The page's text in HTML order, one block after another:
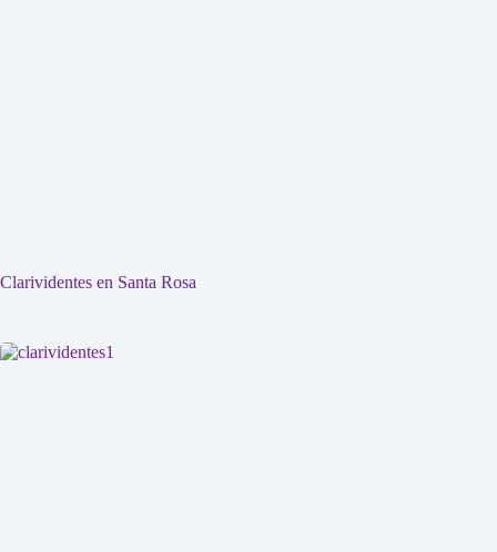
Clarividentes en Santa Rosa